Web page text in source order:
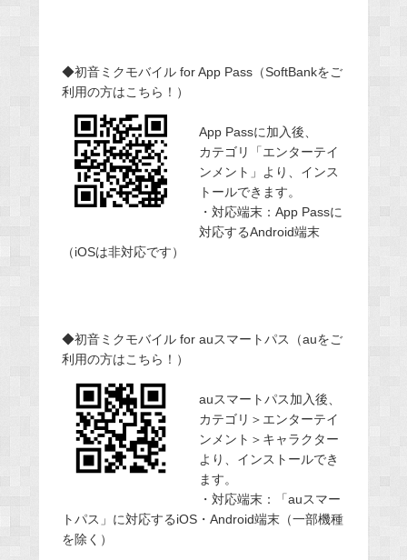
◆初音ミクモバイル for App Pass（SoftBankをご
利用の方はこちら！）
App Passに加入後、
カテゴリ「エンターテイ
ンメント」より、インス
トールできます。
・対応端末：App Passに
対応するAndroid端末
（iOSは非対応です）
◆初音ミクモバイル for auスマートパス（auをご
利用の方はこちら！）
auスマートパス加入後、
カテゴリ＞エンターテイ
ンメント＞キャラクター
より、インストールでき
ます。
・対応端末：「auスマー
トパス」に対応するiOS・Android端末（一部機種
を除く）